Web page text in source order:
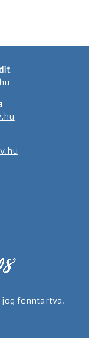
fenntartva.